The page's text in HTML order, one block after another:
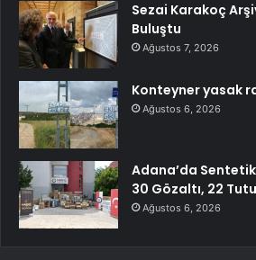
Sezai Karakoç
Buluştu
Ağustos 7, 2026
Konteyner yasak
Ağustos 6, 2026
Adana’da
30 Gözaltı, 22
Ağustos 6, 2026